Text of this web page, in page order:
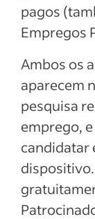
pagos
Empregos
Ambos os
aparecem
pesquisa
emprego,
candidatar